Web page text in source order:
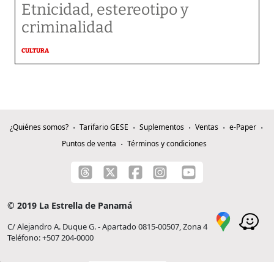
Etnicidad, estereotipo y
criminalidad
CULTURA
¿Quiénes somos? Tarifario GESE Suplementos Ventas
e-Paper
Puntos de venta
Términos y condiciones
© 2019 La Estrella de Panamá
C/ Alejandro A. Duque G. - Apartado 0815-00507, Zona 4
Teléfono: +507 204-0000